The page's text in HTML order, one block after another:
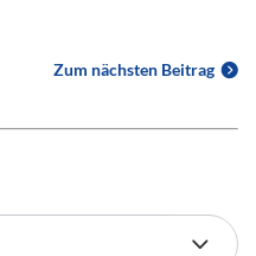
Zum nächsten Beitrag